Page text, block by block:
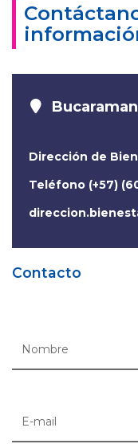
Dirección de
Teléfono (+57)
Contacto